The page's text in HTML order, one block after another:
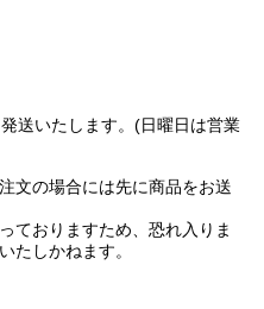
送いたします。(日曜日は営業
文の場合には先に商品をお送
ておりますため、恐れ入りま
たしかねます。